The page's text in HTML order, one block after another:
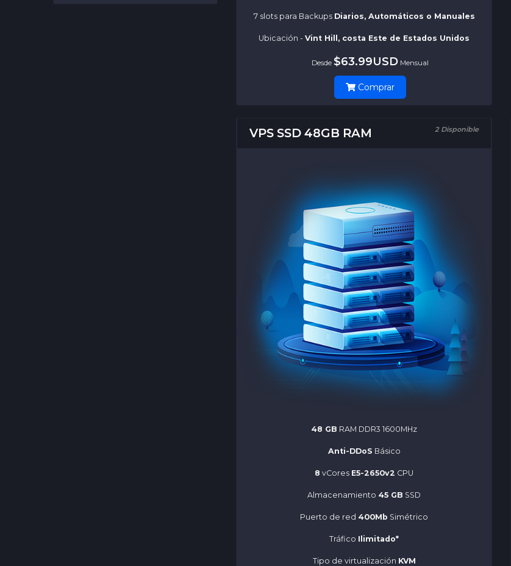
7 slots para Backups Diarios, Automáticos o Manuales
Ubicación - Vint Hill, costa Este de Estados Unidos
Desde $63.99USD Mensual
Comprar
VPS SSD 48GB RAM 2 Disponible
48 GB RAM DDR3 1600MHz
Anti-DDoS Básico
8 vCores E5-2650v2 CPU
Almacenamiento 45 GB SSD
Puerto de red 400Mb Simétrico
Tráfico Ilimitado*
Tipo de virtualización KVM